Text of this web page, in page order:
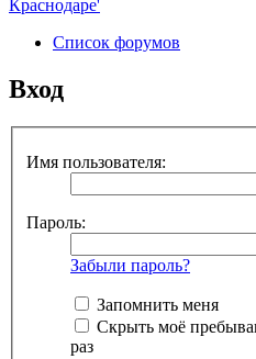
Список форумов
Вход
Имя пользователя:
Пароль:
Забыли пароль?
Запомнить меня
Скрыть моё
раз